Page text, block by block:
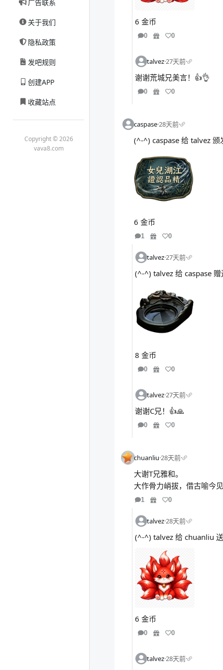
广告联系
关于我们
隐私政策
发吧规则
创建APP
收藏站点
Copyright © 2026
vava8.com
6 金币
0 0
talvez·27天前·
谢谢荒城兄美言！👍👌
0 0
caspase·28天前·
(^-^) caspase 给 talvez 颁
6 金币
1 0
talvez·27天前·
(^-^) talvez 给 caspase 赠
8 金币
0 0
talvez·27天前·
谢谢C兄！👍🙏
0 0
chuanliu·28天前·
大谢T兄雅和。
大作骨力峭拔，借古喻今见
1 0
talvez·28天前·
(^-^) talvez 给 chuanliu 送
6 金币
0 0
talvez·28天前·